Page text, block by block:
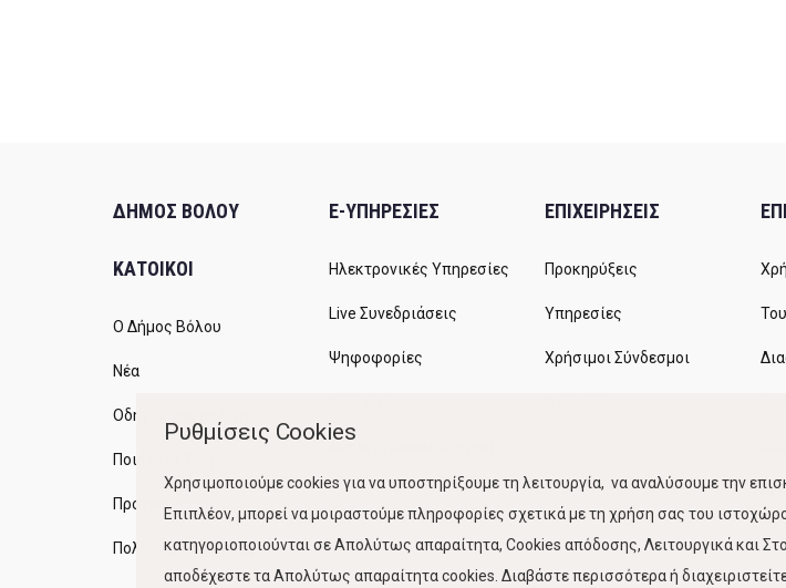
ΔΗΜΟΣ ΒΟΛΟΥ
ΚΑΤΟΙΚΟΙ
Ο Δήμος Βόλου
Νέα
Οδηγός του πολίτη
Ποιότητα Ζωής
Προγράμματα
Πολιτική Ποιότητας
E-ΥΠΗΡΕΣΙΕΣ
Ηλεκτρονικές Υπηρεσίες
Live Συνεδριάσεις
Ψηφοφορίες
ΕΠΙΧΕΙΡΗΣΕΙΣ
Προκηρύξεις
Υπηρεσίες
Χρήσιμοι Σύνδεσμοι
Ρυθμίσεις Cookies
Χρησιμοποιούμε cookies για να υποστηρίξουμε τη λειτουργία, να αναλύσουμε την
Επιπλέον, μπορεί να μοιραστούμε πληροφορίες σχετικά με τη χρήση σας του
κατηγοριοποιούνται σε Απολύτως απαραίτητα, Cookies απόδοσης, Λειτουργικά και
αποδέχεστε τα Απολύτως απαραίτητα cookies. Διαβάστε περισσότερα ή